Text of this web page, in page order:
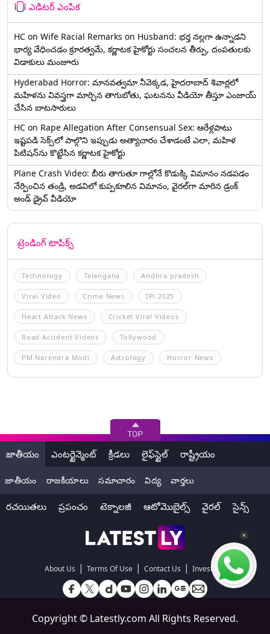
ఎడిటర్ ఎంపిక
HC on Wife Racial Remarks on Husband: భర్త న‌ల్ల‌గా ఉన్నాడ‌ని
భార్య వేధించ‌డం క్రూర‌త్వ‌మే, కర్ణాటక హైకోర్టు సంచలన తీర్పు, దంపతులకు
విడాకులు మంజూరు
Hyderabad Horror: మానవత్వమా నీవెక్కడ, హైదరాబాద్ శివార్లలో
మహిళను వివస్త్రగా మార్చిన తాగుబోతు, ఘటనను వీడియో తీస్తూ ఎంజాయ్
చేసిన బాటసారులు
HC on Rape Allegation After Consensual Sex: ఆరేళ్లపాటు
ఇష్టపడి సెక్స్‌లో పాల్గొని ఇప్పుడు అత్యాచారం చేశాడంటే ఎలా, మహిళ
పిటిషన్‌ను కొట్టేసిన కర్ణాటక హైకోర్టు
Plane Crash Video: బీరు తాగుతూ గాల్లోనే కొడుక్కి విమానం నడపడం
నేర్పించిన తండ్రి, అడవిలో కుప్పకూలిన విమానం, వైరల్‌గా మారిన డ్రంక్‌
అండ్ డ్రైవ్ వీడియో
ట్రెండింగ్ టాపిక్స్
Technology Telangana Andhra pradesh
Viral Video Crime News IPl 2025
Heart Attack News Cricket Viral Videos
Road Accident Videos Tollywood
PM Narendra Modi Astrology Horror News
జాతీయం ఎంటర్టైన్మెంట్ క్రీడలు లైఫ్‌స్టైల్ రాష్ట్రీయం
జాతీయం రాజకీయాలు సమాచారం విద్య వార్తలు
రచయితలు ప్రపంచం టెక్నాలజీ ఆటోమొబైల్స్ వైరల్ సైన్స్
About Us | Terms Of Use | Contact Us | Investors
Copyright © Latestly.com All Rights Reserved.